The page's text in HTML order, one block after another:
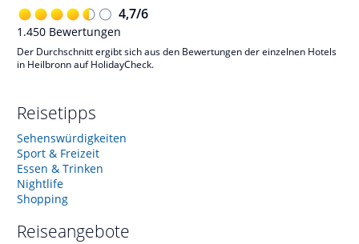
4,7/6
1.450 Bewertungen
Der Durchschnitt ergibt sich aus den Bewertungen der einzelnen Hotels
in Heilbronn auf HolidayCheck.
Reisetipps
Sehenswürdigkeiten
Sport & Freizeit
Essen & Trinken
Nightlife
Shopping
Reiseangebote